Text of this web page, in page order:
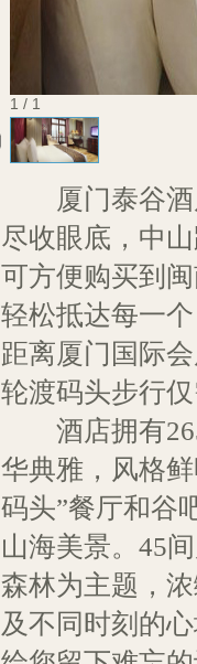
1 / 1
厦门泰谷酒
尽收眼底，中
可方便购买到
轻松抵达每一
距离厦门国际
轮渡码头步行
酒店拥有265
华典雅，风格
码头”餐厅和谷
山海美景。45
森林为主题，
及不同时刻的